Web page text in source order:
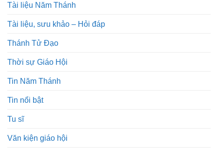
Tài liệu Năm Thánh
Tài liệu, sưu khảo – Hỏi đáp
Thánh Tử Đạo
Thời sự Giáo Hội
Tin Năm Thánh
Tin nổi bật
Tu sĩ
Văn kiện giáo hội